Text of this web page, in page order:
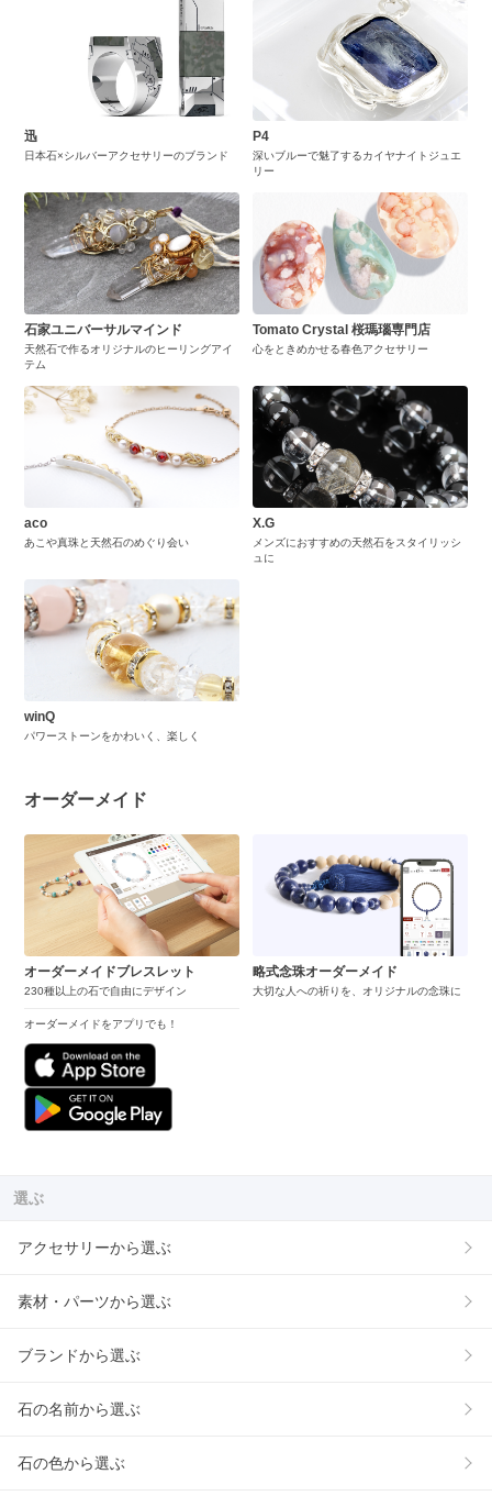
迅
日本石×シルバーアクセサリーのブランド
P4
深いブルーで魅了するカイヤナイトジュエ
リー
石家ユニバーサルマインド
天然石で作るオリジナルのヒーリングアイ
テム
Tomato Crystal 桜瑪瑙専門店
心をときめかせる春色アクセサリー
aco
あこや真珠と天然石のめぐり会い
X.G
メンズにおすすめの天然石をスタイリッシ
ュに
winQ
パワーストーンをかわいく、楽しく
オーダーメイド
オーダーメイドブレスレット
230種以上の石で自由にデザイン
オーダーメイドをアプリでも！
略式念珠オーダーメイド
大切な人への祈りを、オリジナルの念珠に
選ぶ
アクセサリーから選ぶ
素材・パーツから選ぶ
ブランドから選ぶ
石の名前から選ぶ
石の色から選ぶ